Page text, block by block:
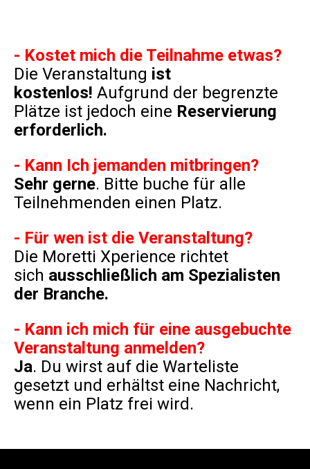
- Kostet mich die Teilnahme etwas?
Die Veranstaltung ist
kostenlos! Aufgrund der begrenzte
Plätze ist jedoch eine Reservierung
erforderlich.
- Kann Ich jemanden mitbringen?
Sehr gerne. Bitte buche für alle
Teilnehmenden einen Platz.
- Für wen ist die Veranstaltung?
Die Moretti Xperience richtet
sich ausschließlich am Spezialisten
der Branche.
- Kann ich mich für eine ausgebuchte
Veranstaltung anmelden?
Ja. Du wirst auf die Warteliste
gesetzt und erhältst eine Nachricht,
wenn ein Platz frei wird.